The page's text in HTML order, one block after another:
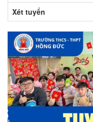
Xét tuyển